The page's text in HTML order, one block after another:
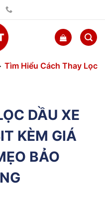
Tìm Hiểu Cách Thay Lọc
DẦU XE
KÈM GIÁ
BẢO